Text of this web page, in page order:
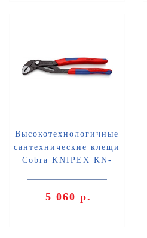
Высокотехнологичные
сантехнические клещи
Cobra KNIPEX KN-
5 060 р.